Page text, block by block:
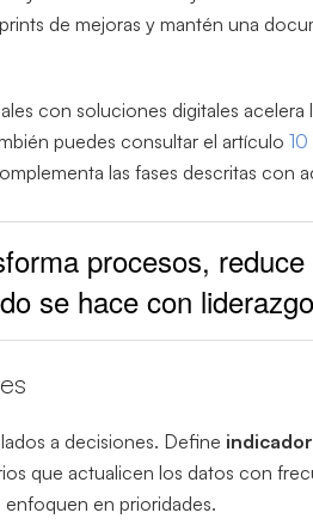
de mejoras y mantén una
con soluciones digitales acelera
puedes consultar el artículo
las fases descritas con
procesos,
se hace con
a decisiones. Define
que actualicen los datos con
en prioridades.